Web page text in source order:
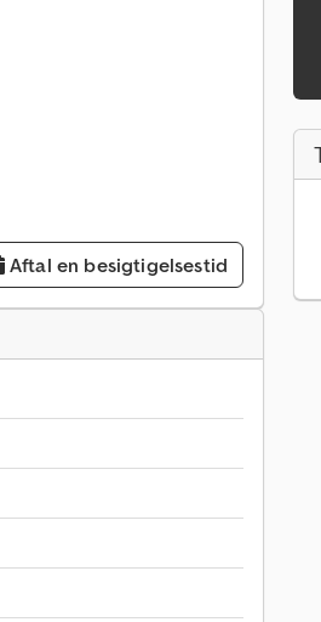
Aftal en besigtigelsestid